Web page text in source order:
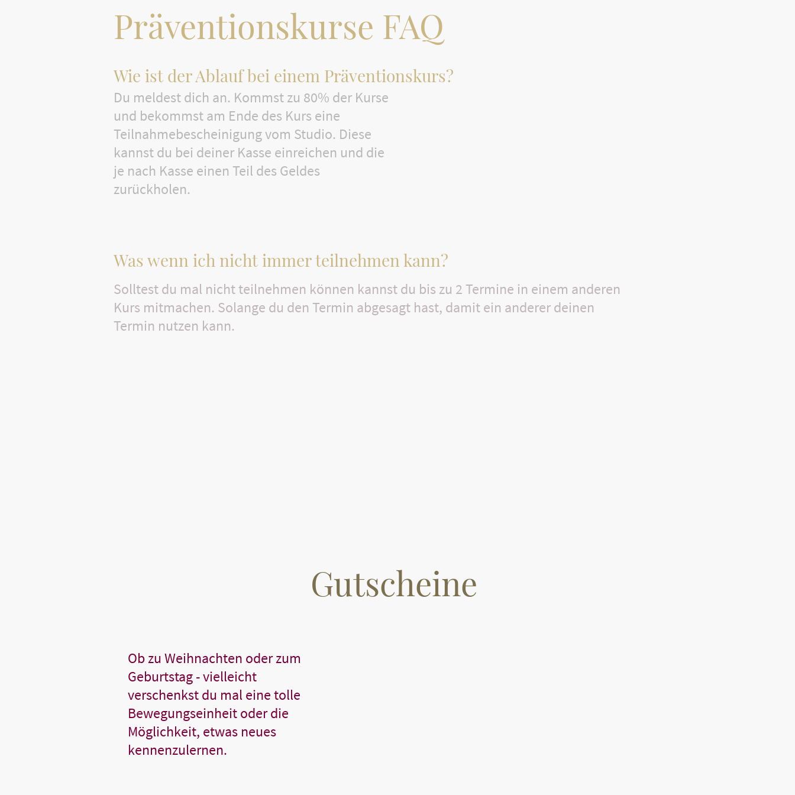
Präventionskurse FAQ
Du meldest dich an. Kommst zu 80% der Kurse
und bekommst am Ende des Kurs eine
Teilnahmebescheinigung vom Studio. Diese
kannst du bei deiner Kasse einreichen und die
je nach Kasse einen Teil des Geldes
zurückholen.
Was wenn ich nicht immer teilnehmen kann?
Wie ist der Ablauf bei einem Präventionskurs?
Solltest du mal nicht teilnehmen können kannst du bis zu 2 Termine in einem anderen
Kurs mitmachen. Solange du den Termin abgesagt hast, damit ein anderer deinen
Termin nutzen kann.
Gutscheine
Ob zu Weihnachten oder zum
Geburtstag - vielleicht
verschenkst du mal eine tolle
Bewegungseinheit oder die
Möglichkeit, etwas neues
kennenzulernen.